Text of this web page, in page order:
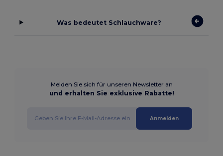
Was bedeutet Schlauchware?
Melden Sie sich für unseren Newsletter an
und erhalten Sie exklusive Rabatte!
Anmelden